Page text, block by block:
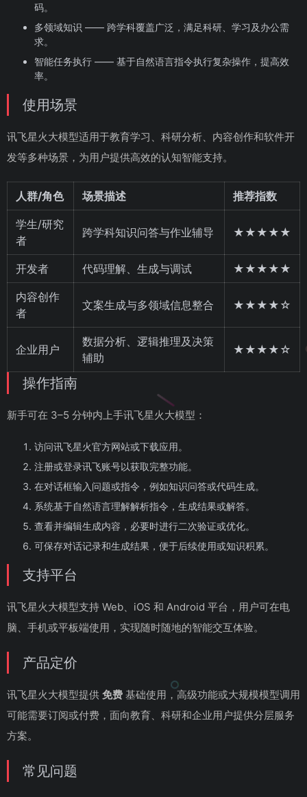
码。
多领域知识 —— 跨学科覆盖广泛，满足科研、学习及办公需
求。
智能任务执行 —— 基于自然语言指令执行复杂操作，提高效
率。
使用场景
讯飞星火大模型适用于教育学习、科研分析、内容创作和软件开
发等多种场景，为用户提供高效的认知智能支持。
人群/角色 场景描述 推荐指数
学生/研究
者
跨学科知识问答与作业辅导 ★★★★★
开发者 代码理解、生成与调试 ★★★★★
内容创作
者
文案生成与多领域信息整合 ★★★★☆
企业用户
数据分析、逻辑推理及决策
辅助
★★★★☆
操作指南
新手可在 3–5 分钟内上手讯飞星火大模型：
访问讯飞星火官方网站或下载应用。
注册或登录讯飞账号以获取完整功能。
在对话框输入问题或指令，例如知识问答或代码生成。
系统基于自然语言理解解析指令，生成结果或解答。
查看并编辑生成内容，必要时进行二次验证或优化。
可保存对话记录和生成结果，便于后续使用或知识积累。
支持平台
讯飞星火大模型支持 Web、iOS 和 Android 平台，用户可在电
脑、手机或平板端使用，实现随时随地的智能交互体验。
产品定价
讯飞星火大模型提供 免费 基础使用，高级功能或大规模模型调用
可能需要订阅或付费，面向教育、科研和企业用户提供分层服务
方案。
常见问题